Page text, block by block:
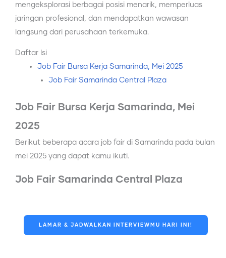
mengeksplorasi berbagai posisi menarik, memperluas
jaringan profesional, dan mendapatkan wawasan
langsung dari perusahaan terkemuka.
Daftar Isi
Job Fair Bursa Kerja Samarinda, Mei 2025
Job Fair Samarinda Central Plaza
Job Fair Bursa Kerja Samarinda, Mei
2025
Berikut beberapa acara job fair di Samarinda pada bulan
mei 2025 yang dapat kamu ikuti.
Job Fair Samarinda Central Plaza
LAMAR & JADWALKAN INTERVIEWMU HARI INI!